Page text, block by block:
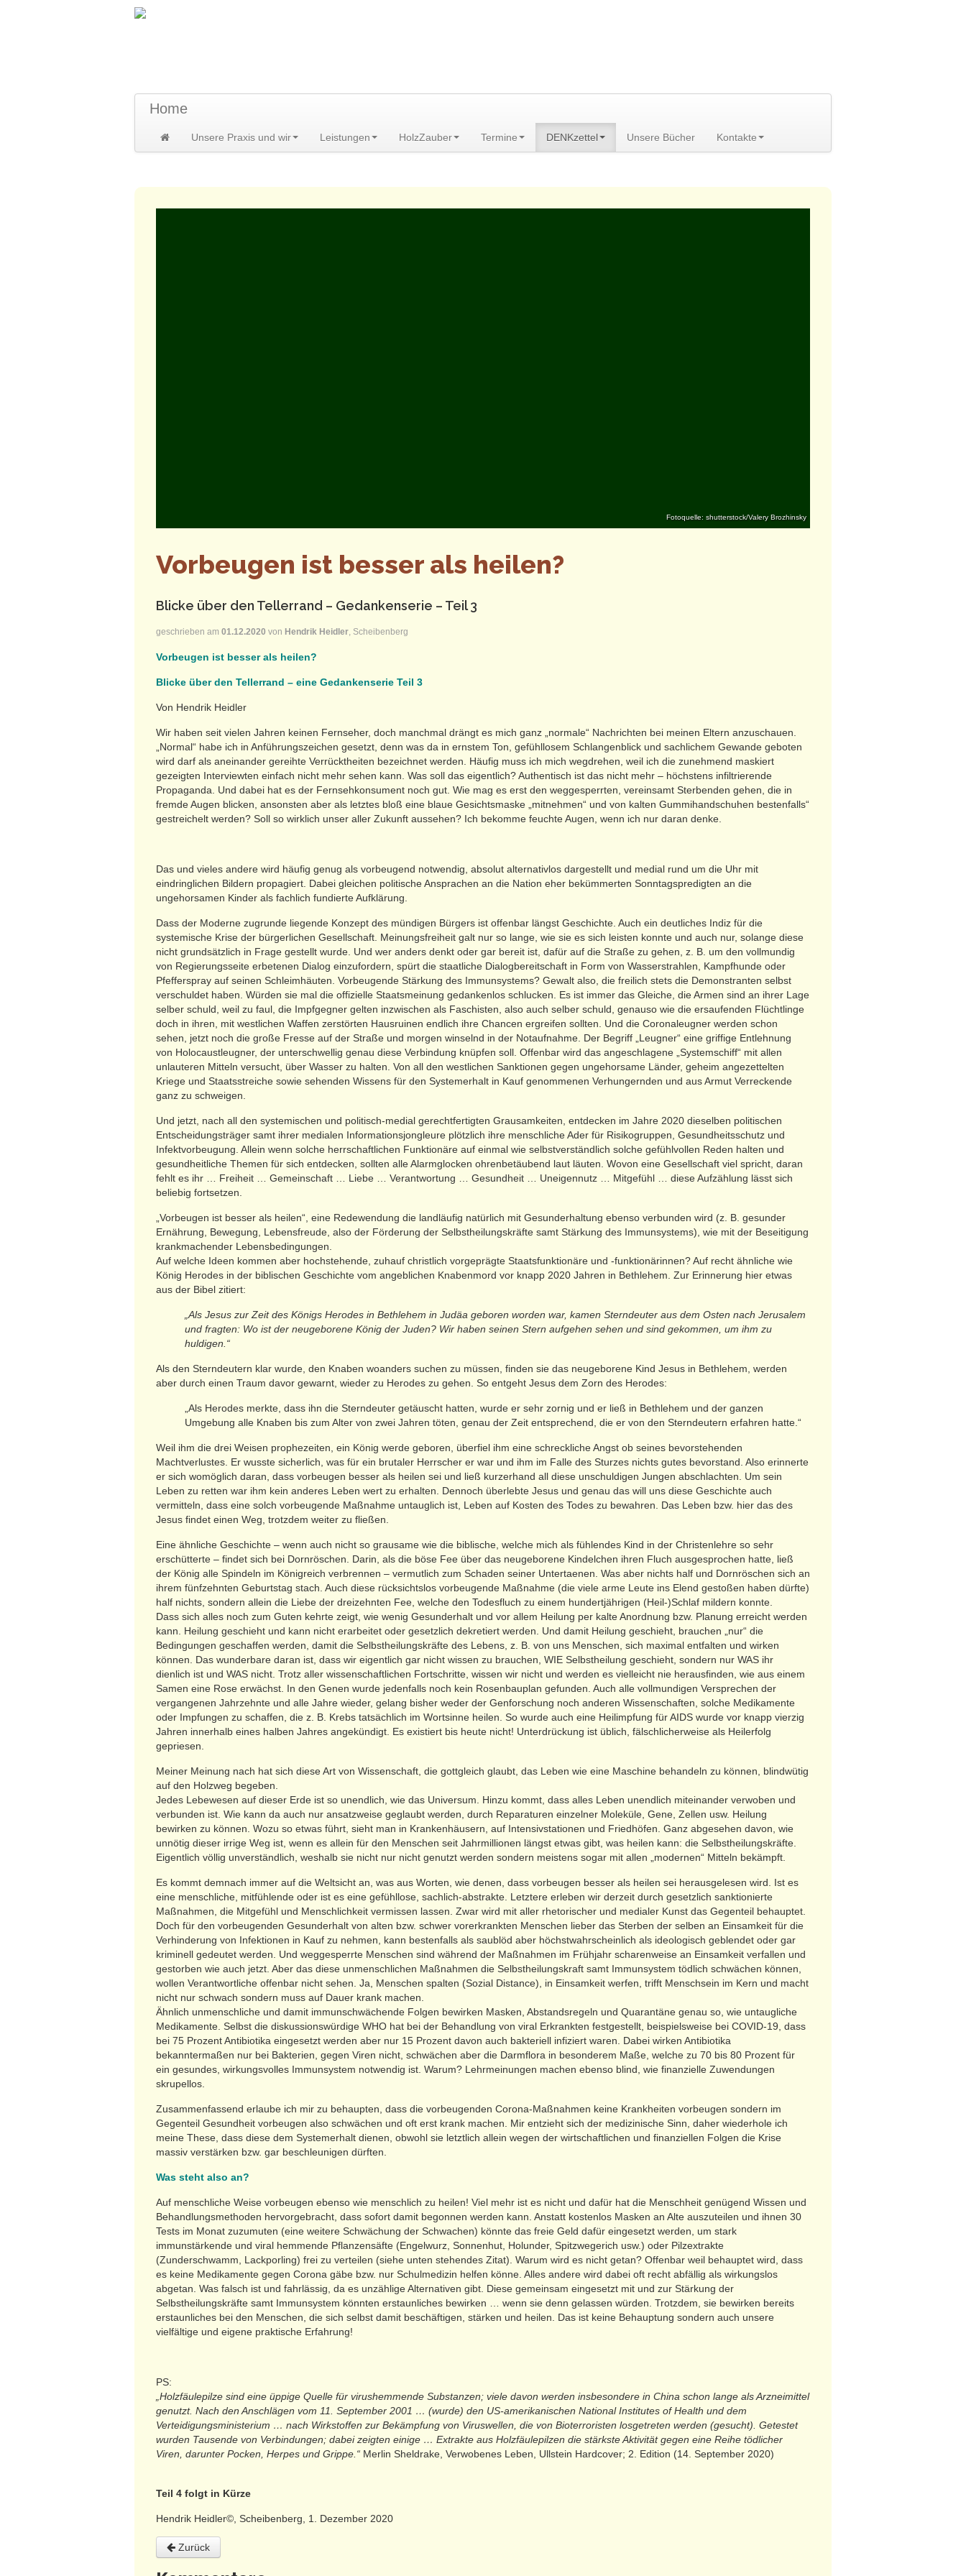
Home
Unsere Praxis und wir Leistungen HolzZauber Termine DENKzettel Unsere Bücher Kontakte
Fotoquelle: shutterstock/Valery Brozhinsky
Vorbeugen ist besser als heilen?
Blicke über den Tellerrand – Gedankenserie – Teil 3
geschrieben am 01.12.2020 von Hendrik Heidler, Scheibenberg
Vorbeugen ist besser als heilen?
Blicke über den Tellerrand – eine Gedankenserie Teil 3
Von Hendrik Heidler
Wir haben seit vielen Jahren keinen Fernseher, doch manchmal drängt es mich ganz „normale“ Nachrichten bei meinen Eltern anzuschauen.
„Normal“ habe ich in Anführungszeichen gesetzt, denn was da in ernstem Ton, gefühllosem Schlangenblick und sachlichem Gewande geboten
wird darf als aneinander gereihte Verrücktheiten bezeichnet werden. Häufig muss ich mich wegdrehen, weil ich die zunehmend maskiert
gezeigten Interviewten einfach nicht mehr sehen kann. Was soll das eigentlich? Authentisch ist das nicht mehr – höchstens infiltrierende
Propaganda. Und dabei hat es der Fernsehkonsument noch gut. Wie mag es erst den weggesperrten, vereinsamt Sterbenden gehen, die in
fremde Augen blicken, ansonsten aber als letztes bloß eine blaue Gesichtsmaske „mitnehmen“ und von kalten Gummihandschuhen bestenfalls“
gestreichelt werden? Soll so wirklich unser aller Zukunft aussehen? Ich bekomme feuchte Augen, wenn ich nur daran denke.
Das und vieles andere wird häufig genug als vorbeugend notwendig, absolut alternativlos dargestellt und medial rund um die Uhr mit
eindringlichen Bildern propagiert. Dabei gleichen politische Ansprachen an die Nation eher bekümmerten Sonntagspredigten an die
ungehorsamen Kinder als fachlich fundierte Aufklärung.
Dass der Moderne zugrunde liegende Konzept des mündigen Bürgers ist offenbar längst Geschichte. Auch ein deutliches Indiz für die
systemische Krise der bürgerlichen Gesellschaft. Meinungsfreiheit galt nur so lange, wie sie es sich leisten konnte und auch nur, solange diese
nicht grundsätzlich in Frage gestellt wurde. Und wer anders denkt oder gar bereit ist, dafür auf die Straße zu gehen, z. B. um den vollmundig
von Regierungsseite erbetenen Dialog einzufordern, spürt die staatliche Dialogbereitschaft in Form von Wasserstrahlen, Kampfhunde oder
Pfefferspray auf seinen Schleimhäuten. Vorbeugende Stärkung des Immunsystems? Gewalt also, die freilich stets die Demonstranten selbst
verschuldet haben. Würden sie mal die offizielle Staatsmeinung gedankenlos schlucken. Es ist immer das Gleiche, die Armen sind an ihrer Lage
selber schuld, weil zu faul, die Impfgegner gelten inzwischen als Faschisten, also auch selber schuld, genauso wie die ersaufenden Flüchtlinge
doch in ihren, mit westlichen Waffen zerstörten Hausruinen endlich ihre Chancen ergreifen sollten. Und die Coronaleugner werden schon
sehen, jetzt noch die große Fresse auf der Straße und morgen winselnd in der Notaufnahme. Der Begriff „Leugner“ eine griffige Entlehnung
von Holocaustleugner, der unterschwellig genau diese Verbindung knüpfen soll. Offenbar wird das angeschlagene „Systemschiff“ mit allen
unlauteren Mitteln versucht, über Wasser zu halten. Von all den westlichen Sanktionen gegen ungehorsame Länder, geheim angezettelten
Kriege und Staatsstreiche sowie sehenden Wissens für den Systemerhalt in Kauf genommenen Verhungernden und aus Armut Verreckende
ganz zu schweigen.
Und jetzt, nach all den systemischen und politisch-medial gerechtfertigten Grausamkeiten, entdecken im Jahre 2020 dieselben politischen
Entscheidungsträger samt ihrer medialen Informationsjongleure plötzlich ihre menschliche Ader für Risikogruppen, Gesundheitsschutz und
Infektvorbeugung. Allein wenn solche herrschaftlichen Funktionäre auf einmal wie selbstverständlich solche gefühlvollen Reden halten und
gesundheitliche Themen für sich entdecken, sollten alle Alarmglocken ohrenbetäubend laut läuten. Wovon eine Gesellschaft viel spricht, daran
fehlt es ihr … Freiheit … Gemeinschaft … Liebe … Verantwortung … Gesundheit … Uneigennutz … Mitgefühl … diese Aufzählung lässt sich
beliebig fortsetzen.
„Vorbeugen ist besser als heilen“, eine Redewendung die landläufig natürlich mit Gesunderhaltung ebenso verbunden wird (z. B. gesunder
Ernährung, Bewegung, Lebensfreude, also der Förderung der Selbstheilungskräfte samt Stärkung des Immunsystems), wie mit der Beseitigung
krankmachender Lebensbedingungen.
Auf welche Ideen kommen aber hochstehende, zuhauf christlich vorgeprägte Staatsfunktionäre und -funktionärinnen? Auf recht ähnliche wie
König Herodes in der biblischen Geschichte vom angeblichen Knabenmord vor knapp 2020 Jahren in Bethlehem. Zur Erinnerung hier etwas
aus der Bibel zitiert:
„Als Jesus zur Zeit des Königs Herodes in Bethlehem in Judäa geboren worden war, kamen Sterndeuter aus dem Osten nach Jerusalem
und fragten: Wo ist der neugeborene König der Juden? Wir haben seinen Stern aufgehen sehen und sind gekommen, um ihm zu
huldigen.“
Als den Sterndeutern klar wurde, den Knaben woanders suchen zu müssen, finden sie das neugeborene Kind Jesus in Bethlehem, werden
aber durch einen Traum davor gewarnt, wieder zu Herodes zu gehen. So entgeht Jesus dem Zorn des Herodes:
„Als Herodes merkte, dass ihn die Sterndeuter getäuscht hatten, wurde er sehr zornig und er ließ in Bethlehem und der ganzen
Umgebung alle Knaben bis zum Alter von zwei Jahren töten, genau der Zeit entsprechend, die er von den Sterndeutern erfahren hatte.“
Weil ihm die drei Weisen prophezeiten, ein König werde geboren, überfiel ihm eine schreckliche Angst ob seines bevorstehenden
Machtverlustes. Er wusste sicherlich, was für ein brutaler Herrscher er war und ihm im Falle des Sturzes nichts gutes bevorstand. Also erinnerte
er sich womöglich daran, dass vorbeugen besser als heilen sei und ließ kurzerhand all diese unschuldigen Jungen abschlachten. Um sein
Leben zu retten war ihm kein anderes Leben wert zu erhalten. Dennoch überlebte Jesus und genau das will uns diese Geschichte auch
vermitteln, dass eine solch vorbeugende Maßnahme untauglich ist, Leben auf Kosten des Todes zu bewahren. Das Leben bzw. hier das des
Jesus findet einen Weg, trotzdem weiter zu fließen.
Eine ähnliche Geschichte – wenn auch nicht so grausame wie die biblische, welche mich als fühlendes Kind in der Christenlehre so sehr
erschütterte – findet sich bei Dornröschen. Darin, als die böse Fee über das neugeborene Kindelchen ihren Fluch ausgesprochen hatte, ließ
der König alle Spindeln im Königreich verbrennen – vermutlich zum Schaden seiner Untertaenen. Was aber nichts half und Dornröschen sich an
ihrem fünfzehnten Geburtstag stach. Auch diese rücksichtslos vorbeugende Maßnahme (die viele arme Leute ins Elend gestoßen haben dürfte)
half nichts, sondern allein die Liebe der dreizehnten Fee, welche den Todesfluch zu einem hundertjährigen (Heil-)Schlaf mildern konnte.
Dass sich alles noch zum Guten kehrte zeigt, wie wenig Gesunderhalt und vor allem Heilung per kalte Anordnung bzw. Planung erreicht werden
kann. Heilung geschieht und kann nicht erarbeitet oder gesetzlich dekretiert werden. Und damit Heilung geschieht, brauchen „nur“ die
Bedingungen geschaffen werden, damit die Selbstheilungskräfte des Lebens, z. B. von uns Menschen, sich maximal entfalten und wirken
können. Das wunderbare daran ist, dass wir eigentlich gar nicht wissen zu brauchen, WIE Selbstheilung geschieht, sondern nur WAS ihr
dienlich ist und WAS nicht. Trotz aller wissenschaftlichen Fortschritte, wissen wir nicht und werden es vielleicht nie herausfinden, wie aus einem
Samen eine Rose erwächst. In den Genen wurde jedenfalls noch kein Rosenbauplan gefunden. Auch alle vollmundigen Versprechen der
vergangenen Jahrzehnte und alle Jahre wieder, gelang bisher weder der Genforschung noch anderen Wissenschaften, solche Medikamente
oder Impfungen zu schaffen, die z. B. Krebs tatsächlich im Wortsinne heilen. So wurde auch eine Heilimpfung für AIDS wurde vor knapp vierzig
Jahren innerhalb eines halben Jahres angekündigt. Es existiert bis heute nicht! Unterdrückung ist üblich, fälschlicherweise als Heilerfolg
gepriesen.
Meiner Meinung nach hat sich diese Art von Wissenschaft, die gottgleich glaubt, das Leben wie eine Maschine behandeln zu können, blindwütig
auf den Holzweg begeben.
Jedes Lebewesen auf dieser Erde ist so unendlich, wie das Universum. Hinzu kommt, dass alles Leben unendlich miteinander verwoben und
verbunden ist. Wie kann da auch nur ansatzweise geglaubt werden, durch Reparaturen einzelner Moleküle, Gene, Zellen usw. Heilung
bewirken zu können. Wozu so etwas führt, sieht man in Krankenhäusern, auf Intensivstationen und Friedhöfen. Ganz abgesehen davon, wie
unnötig dieser irrige Weg ist, wenn es allein für den Menschen seit Jahrmillionen längst etwas gibt, was heilen kann: die Selbstheilungskräfte.
Eigentlich völlig unverständlich, weshalb sie nicht nur nicht genutzt werden sondern meistens sogar mit allen „modernen“ Mitteln bekämpft.
Es kommt demnach immer auf die Weltsicht an, was aus Worten, wie denen, dass vorbeugen besser als heilen sei herausgelesen wird. Ist es
eine menschliche, mitfühlende oder ist es eine gefühllose, sachlich-abstrakte. Letztere erleben wir derzeit durch gesetzlich sanktionierte
Maßnahmen, die Mitgefühl und Menschlichkeit vermissen lassen. Zwar wird mit aller rhetorischer und medialer Kunst das Gegenteil behauptet.
Doch für den vorbeugenden Gesunderhalt von alten bzw. schwer vorerkrankten Menschen lieber das Sterben der selben an Einsamkeit für die
Verhinderung von Infektionen in Kauf zu nehmen, kann bestenfalls als saublöd aber höchstwahrscheinlich als ideologisch geblendet oder gar
kriminell gedeutet werden. Und weggesperrte Menschen sind während der Maßnahmen im Frühjahr scharenweise an Einsamkeit verfallen und
gestorben wie auch jetzt. Aber das diese unmenschlichen Maßnahmen die Selbstheilungskraft samt Immunsystem tödlich schwächen können,
wollen Verantwortliche offenbar nicht sehen. Ja, Menschen spalten (Sozial Distance), in Einsamkeit werfen, trifft Menschsein im Kern und macht
nicht nur schwach sondern muss auf Dauer krank machen.
Ähnlich unmenschliche und damit immunschwächende Folgen bewirken Masken, Abstandsregeln und Quarantäne genau so, wie untaugliche
Medikamente. Selbst die diskussionswürdige WHO hat bei der Behandlung von viral Erkrankten festgestellt, beispielsweise bei COVID-19, dass
bei 75 Prozent Antibiotika eingesetzt werden aber nur 15 Prozent davon auch bakteriell infiziert waren. Dabei wirken Antibiotika
bekanntermaßen nur bei Bakterien, gegen Viren nicht, schwächen aber die Darmflora in besonderem Maße, welche zu 70 bis 80 Prozent für
ein gesundes, wirkungsvolles Immunsystem notwendig ist. Warum? Lehrmeinungen machen ebenso blind, wie finanzielle Zuwendungen
skrupellos.
Zusammenfassend erlaube ich mir zu behaupten, dass die vorbeugenden Corona-Maßnahmen keine Krankheiten vorbeugen sondern im
Gegenteil Gesundheit vorbeugen also schwächen und oft erst krank machen. Mir entzieht sich der medizinische Sinn, daher wiederhole ich
meine These, dass diese dem Systemerhalt dienen, obwohl sie letztlich allein wegen der wirtschaftlichen und finanziellen Folgen die Krise
massiv verstärken bzw. gar beschleunigen dürften.
Was steht also an?
Auf menschliche Weise vorbeugen ebenso wie menschlich zu heilen! Viel mehr ist es nicht und dafür hat die Menschheit genügend Wissen und
Behandlungsmethoden hervorgebracht, dass sofort damit begonnen werden kann. Anstatt kostenlos Masken an Alte auszuteilen und ihnen 30
Tests im Monat zuzumuten (eine weitere Schwächung der Schwachen) könnte das freie Geld dafür eingesetzt werden, um stark
immunstärkende und viral hemmende Pflanzensäfte (Engelwurz, Sonnenhut, Holunder, Spitzwegerich usw.) oder Pilzextrakte
(Zunderschwamm, Lackporling) frei zu verteilen (siehe unten stehendes Zitat). Warum wird es nicht getan? Offenbar weil behauptet wird, dass
es keine Medikamente gegen Corona gäbe bzw. nur Schulmedizin helfen könne. Alles andere wird dabei oft recht abfällig als wirkungslos
abgetan. Was falsch ist und fahrlässig, da es unzählige Alternativen gibt. Diese gemeinsam eingesetzt mit und zur Stärkung der
Selbstheilungskräfte samt Immunsystem könnten erstaunliches bewirken … wenn sie denn gelassen würden. Trotzdem, sie bewirken bereits
erstaunliches bei den Menschen, die sich selbst damit beschäftigen, stärken und heilen. Das ist keine Behauptung sondern auch unsere
vielfältige und eigene praktische Erfahrung!
PS:
„Holzfäulepilze sind eine üppige Quelle für virushemmende Substanzen; viele davon werden insbesondere in China schon lange als Arzneimittel
genutzt. Nach den Anschlägen vom 11. September 2001 … (wurde) den US-amerikanischen National Institutes of Health und dem
Verteidigungsministerium … nach Wirkstoffen zur Bekämpfung von Viruswellen, die von Bioterroristen losgetreten werden (gesucht). Getestet
wurden Tausende von Verbindungen; dabei zeigten einige … Extrakte aus Holzfäulepilzen die stärkste Aktivität gegen eine Reihe tödlicher
Viren, darunter Pocken, Herpes und Grippe.“ Merlin Sheldrake, Verwobenes Leben, Ullstein Hardcover; 2. Edition (14. September 2020)
Teil 4 folgt in Kürze
Hendrik Heidler©, Scheibenberg, 1. Dezember 2020
Zurück